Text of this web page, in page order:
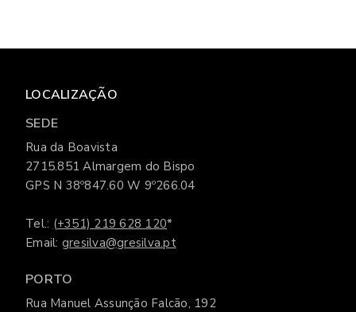
LOCALIZAÇÃO
SEDE
Rua da Boavista
2715.851 Almargem do Bispo
GPS N 38º847.60 W 9º266.04
Tel.: (+351) 219 628 120*
Email: gresilva@gresilva.pt
PORTO
Rua Manuel Assunção Falcão, 192